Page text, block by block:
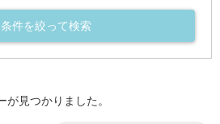
条件を絞って検索
見つかりました。